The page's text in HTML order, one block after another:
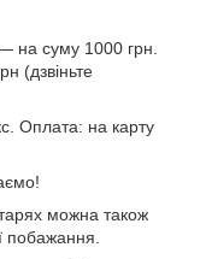
на суму 1000 грн.
(дзвіньте
Оплата: на карту
можна також
побажання.